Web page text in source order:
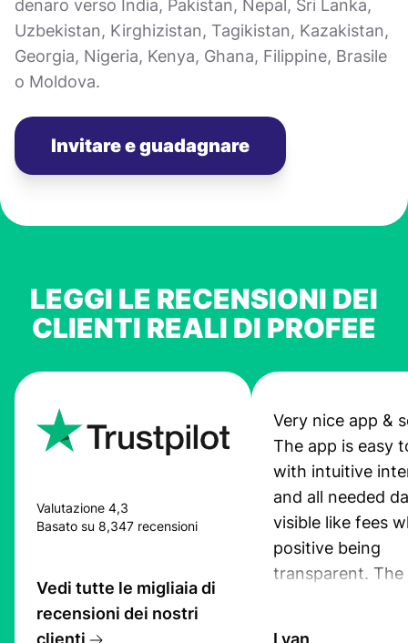
denaro verso India, Pakistan, Nepal, Sri Lanka,
Uzbekistan, Kirghizistan, Tagikistan, Kazakistan,
Georgia, Nigeria, Kenya, Ghana, Filippine, Brasile
o Moldova.
Invitare e guadagnare
LEGGI LE RECENSIONI DEI
CLIENTI REALI DI PROFEE
Valutazione 4,3
Basato su 8,347 recensioni
Vedi tutte le migliaia di
recensioni dei nostri
clienti
Very nice app &
The app is easy
with intuitive
and all needed
visible like fees
positive being
transparent. The
Lyan